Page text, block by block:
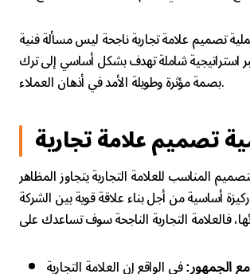
تصميم علامة تجارية ناجحة ليس مسألة فنية
استراتيجية شاملة تهدف بشكل أساسي إلى ترك
بصمة مؤثرة وطويلة الأمد في أذهان العملاء.
تصميم علامة تجارية
المناسب للعلامة التجارية يتجاوز المظاهر
ركيزة أساسية من أجل بناء علاقة قوية بين الشركة
الجمهور: في الواقع إن العلامة التجارية